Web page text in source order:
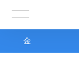
金